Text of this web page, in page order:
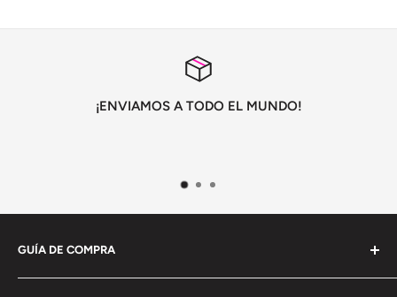
¡ENVIAMOS A TODO EL MUNDO!
GUÍA DE COMPRA
Información General